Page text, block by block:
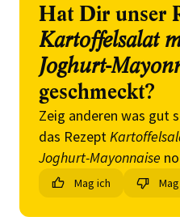
Hat Dir unser
Kartoffelsalat
Joghurt-
geschmeckt?
Zeig anderen was gut
das Rezept
Joghurt-Mayonnaise
Mag ich